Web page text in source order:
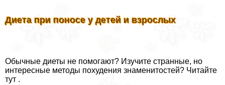
Диета при поносе у детей и взрослых
Обычные диеты не помогают? Изучите странные, но
интересные методы похудения знаменитостей? Читайте
тут .